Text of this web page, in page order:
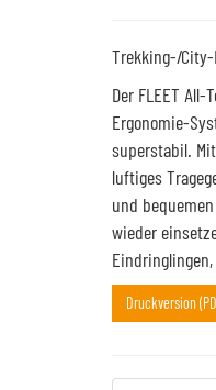
Trekking-/City-
Der FLEET
Ergonomie-
superstabil.
luftiges
und
wieder
Druckversion